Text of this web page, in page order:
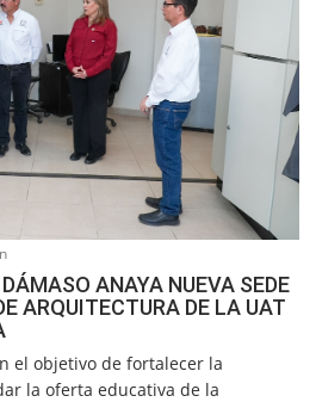
ANAYA NUEVA SEDE
ARQUITECTURA DE LA UAT
el objetivo de fortalecer la
la oferta educativa de la